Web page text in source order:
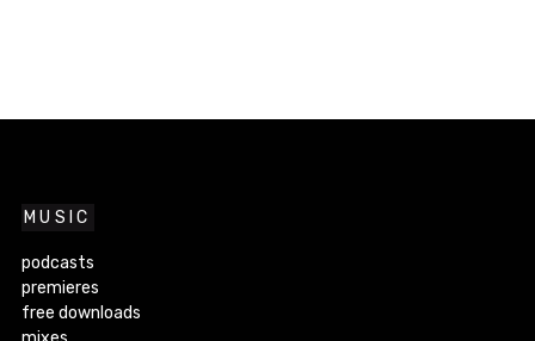
MUSIC
podcasts
premieres
free downloads